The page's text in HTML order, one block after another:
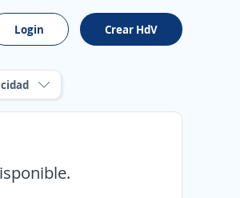
Login Crear HdV